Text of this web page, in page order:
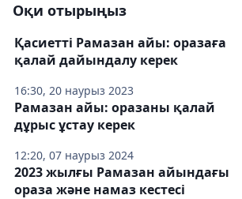
Оқи отырыңыз
16:30, 20 наурыз 2023
Қасиетті Рамазан айы: оразаға
қалай дайындалу керек
12:20, 07 наурыз 2024
Рамазан айы: оразаны қалай
дұрыс ұстау керек
2023 жылғы Рамазан айындағы
ораза және намаз кестесі